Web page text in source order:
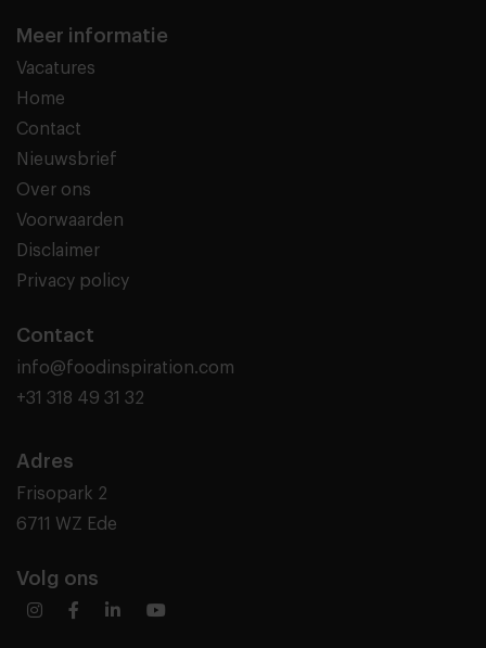
Meer informatie
Vacatures
Home
Contact
Nieuwsbrief
Over ons
Voorwaarden
Disclaimer
Privacy policy
Contact
info@foodinspiration.com
+31 318 49 31 32
Adres
Frisopark 2
6711 WZ Ede
Volg ons